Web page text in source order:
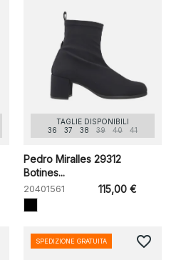
TAGLIE DISPONIBILI
36
37 38 39 40 41
Pedro Miralles 29312
Botines...
20401561 115,00 €
SPEDIZIONE GRATUITA favorite_border